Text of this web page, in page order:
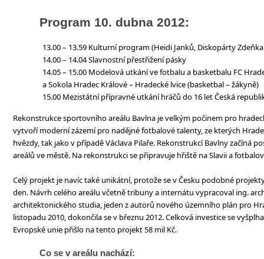
Program 10. dubna 2012:
13.00 – 13.59 Kulturní program (Heidi Janků, Diskopárty
14.00 – 14.04 Slavnostní přestřižení pásky
14.05 – 15.00 Modelová utkání ve fotbalu a basketbalu FC
a Sokola Hradec Králové – Hradecké lvice (basketbal – žákyně)
15.00 Mezistátní přípravné utkání hráčů do 16 let Česká
Rekonstrukce sportovního areálu Bavlna je velkým počinem pro
vytvoří moderní zázemí pro nadějné fotbalové talenty, ze kterých
hvězdy, tak jako v případě Václava Pilaře. Rekonstrukcí Bavlny začíná
areálů ve městě. Na rekonstrukci se připravuje hřiště na Slavii a
Celý projekt je navíc také unikátní, protože se v Česku podobné
den. Návrh celého areálu včetně tribuny a internátu vypracoval ing.
architektonického studia, jeden z autorů nového územního plán pro
listopadu 2010, dokončila se v březnu 2012. Celková investice se
Evropské unie přišlo na tento projekt 58 mil Kč.
Co se v areálu nachází: